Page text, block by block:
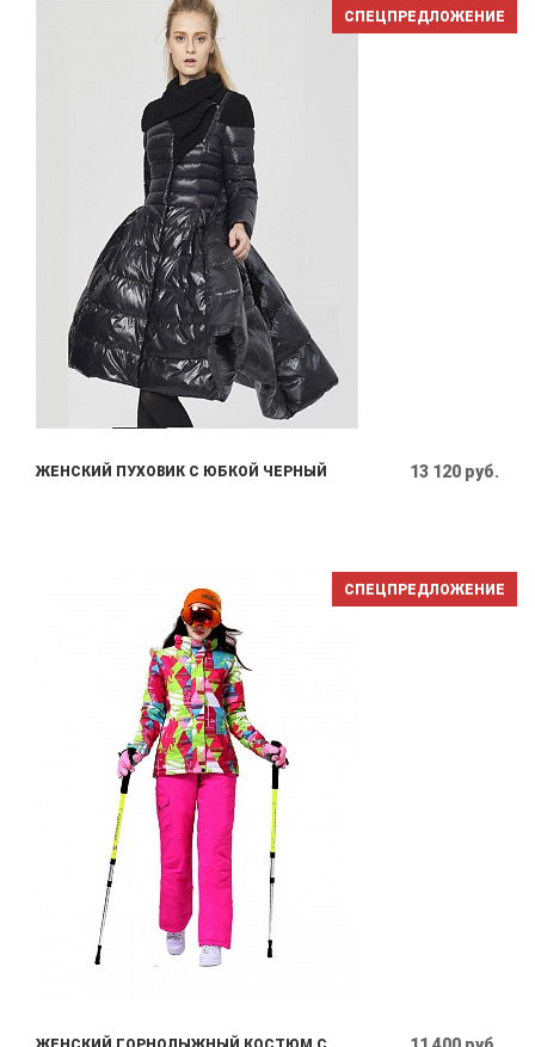
СПЕЦПРЕДЛОЖЕНИЕ
ЖЕНСКИЙ ПУХОВИК С ЮБКОЙ ЧЕРНЫЙ 13 120 руб.
СПЕЦПРЕДЛОЖЕНИЕ